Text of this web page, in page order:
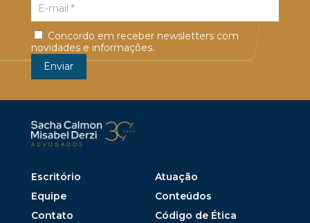
Concordo em receber newsletters com
novidades e informações.
Escritório
Atuação
Equipe
Conteúdos
Contato
Código de Ética